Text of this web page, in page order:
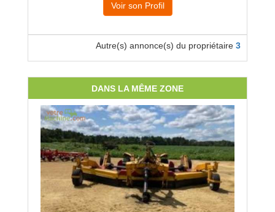
Voir son Profil
Autre(s) annonce(s) du propriétaire 3
DANS LA MÊME ZONE